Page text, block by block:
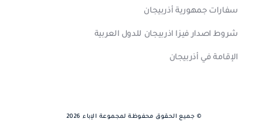
سفارات جمهورية أذربيجان
شروط اصدار فيزا اذربيجان للدول العربية
الإقامة في أذربيجان
© جميع الحقوق محفوظة لمجموعة الإباء 2026